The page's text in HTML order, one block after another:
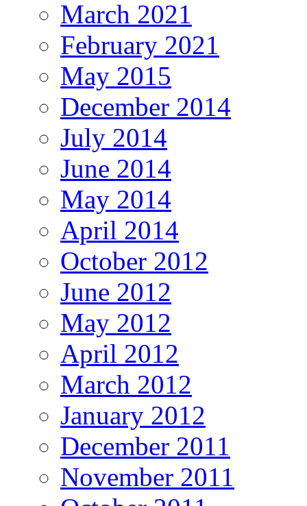
March 2021
February 2021
May 2015
December 2014
July 2014
June 2014
May 2014
April 2014
October 2012
June 2012
May 2012
April 2012
March 2012
January 2012
December 2011
November 2011